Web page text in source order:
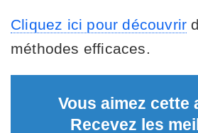
Cliquez ici pour découvrir
méthodes efficaces.
Vous aimez cette
Recevez les